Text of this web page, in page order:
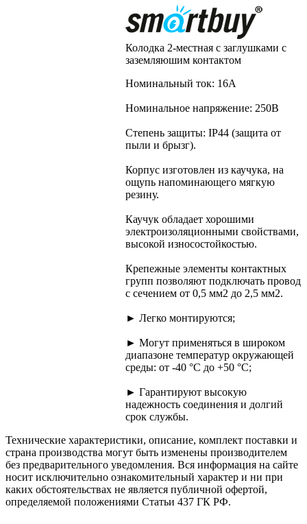
Колодка 2-местная с заглушками с
заземляюшим контактом
Номинальный ток: 16А
Номинальное напряжение: 250В
Степень защиты: IP44 (защита от
пыли и брызг).
Корпус изготовлен из каучука, на
ощупь напоминающего мягкую
резину.
Каучук обладает хорошими
электроизоляционными свойствами,
высокой износостойкостью.
Крепежные элементы контактных
групп позволяют подключать провод
с сечением от 0,5 мм2 до 2,5 мм2.
► Легко монтируются;
► Могут применяться в широком
диапазоне температур окружающей
среды: от -40 °С до +50 °С;
► Гарантируют высокую
надежность соединения и долгий
срок службы.
Технические характеристики, описание, комплект поставки и
страна производства могут быть изменены производителем
без предварительного уведомления. Вся информация на сайте
носит исключительно ознакомительный характер и ни при
каких обстоятельствах не является публичной офертой,
определяемой положениями Статьи 437 ГК РФ.